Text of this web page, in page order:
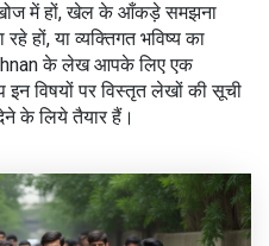
में हों, खेल के आँकड़े समझना
रहे हों, या व्यक्तिगत भविष्य का
के लेख आपके लिए एक
विषयों पर विस्तृत लेखों की सूची
के लिये तैयार हैं।